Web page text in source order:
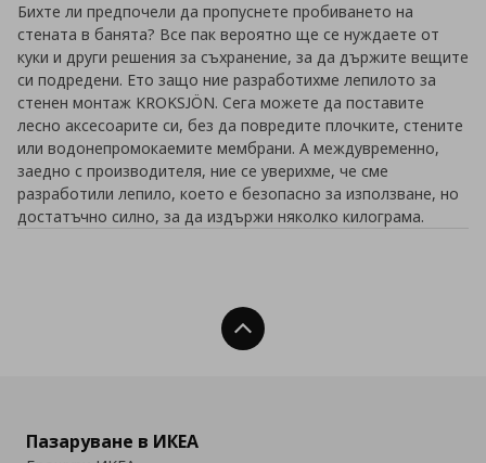
Бихте ли предпочели да пропуснете пробиването на
стената в банята? Все пак вероятно ще се нуждаете от
куки и други решения за съхранение, за да държите вещите
си подредени. Ето защо ние разработихме лепилото за
стенен монтаж KROKSJÖN. Сега можете да поставите
лесно аксесоарите си, без да повредите плочките, стените
или водонепромокаемите мембрани. А междувременно,
заедно с производителя, ние се уверихме, че сме
разработили лепило, което е безопасно за използване, но
достатъчно силно, за да издържи няколко килограма.
Нагоре
Пазаруване в ИКЕА